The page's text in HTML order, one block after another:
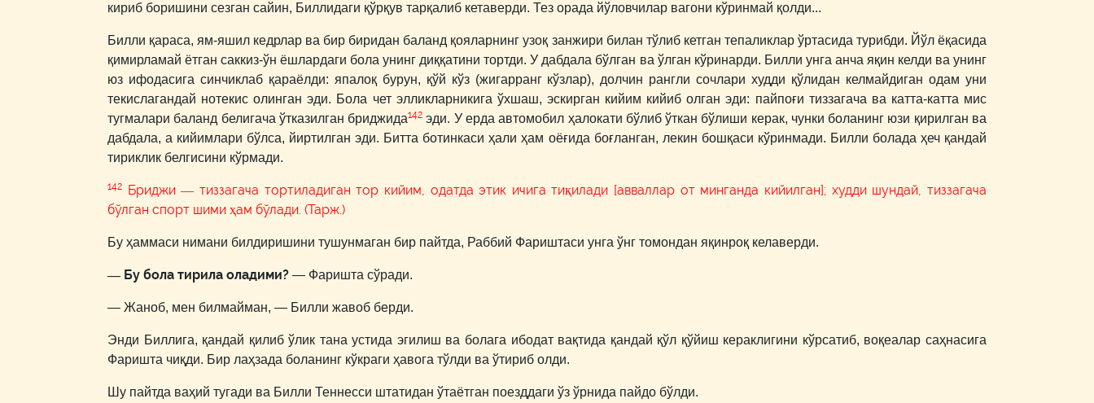
кириб боришини сезган сайин, Биллидаги қўрқув тарқалиб кетаверди. Тез орада йўловчилар вагони кўринмай қолди...
Билли қараса, ям-яшил кедрлар ва бир биридан баланд қояларнинг узоқ занжири билан тўлиб кетган тепаликлар ўртасида турибди. Йўл ёқасида
қимирламай ётган саккиз-ўн ёшлардаги бола унинг диққатини тортди. У дабдала бўлган ва ўлган кўринарди. Билли унга анча яқин келди ва унинг
юз ифодасига синчиклаб қараёлди: япалоқ бурун, қўй кўз (жигарранг кўзлар), долчин рангли сочлари худди қўлидан келмайдиган одам уни
текислагандай нотекис олинган эди. Бола чет элликларникига ўхшаш, эскирган кийим кийиб олган эди: пайпоғи тиззагача ва катта-катта мис
тугмалари баланд белигача ўтказилган бриджида142 эди. У ерда автомобил ҳалокати бўлиб ўткан бўлиши керак, чунки боланинг юзи қирилган ва
дабдала, а кийимлари бўлса, йиртилган эди. Битта ботинкаси ҳали ҳам оёғида боғланган, лекин бошқаси кўринмади. Билли болада ҳеч қандай
тириклик белгисини кўрмади.
142 Бриджи — тиззагача тортиладиган тор кийим, одатда этик ичига тиқилади [авваллар от минганда кийилган]; худди шундай, тиззагача
бўлган спорт шими ҳам бўлади. (Тарж.)
Бу ҳаммаси нимани билдиришини тушунмаган бир пайтда, Раббий Фариштаси унга ўнг томондан яқинроқ келаверди.
― Бу бола тирила оладими? ― Фаришта сўради.
― Жаноб, мен билмайман, ― Билли жавоб берди.
Энди Биллига, қандай қилиб ўлик тана устида эгилиш ва болага ибодат вақтида қандай қўл қўйиш кераклигини кўрсатиб, воқеалар саҳнасига
Фаришта чиқди. Бир лаҳзада боланинг кўкраги ҳавога тўлди ва ўтириб олди.
Шу пайтда ваҳий тугади ва Билли Теннесси штатидан ўтаётган поезддаги ўз ўрнида пайдо бўлди.